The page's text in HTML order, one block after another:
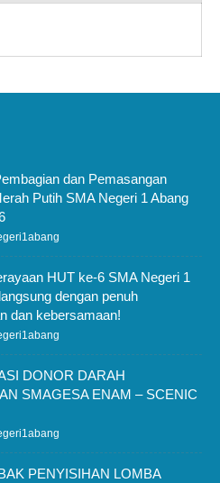
dan Pemasangan
Putih SMA Negeri 1 Abang
HUT ke-6 SMA Negeri 1
dengan penuh
dan kebersamaan!
DONOR DARAH
SMAGESA ENAM – SCENIC
PENYISIHAN LOMBA